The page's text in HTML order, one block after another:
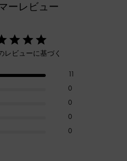
ーレビュー
レビューに基づく
11
0
0
0
0